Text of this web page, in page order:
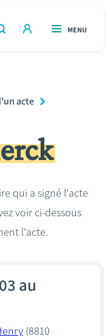
OUVERT
MENU
acte
qui a signé l'acte
voir ci-dessous
l'acte.
au
(8810